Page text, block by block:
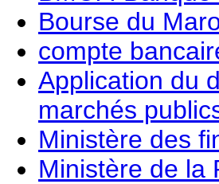
Bourse du
compte
Application du
marchés
Ministère des
Ministère de la